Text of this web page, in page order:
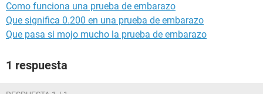
Como funciona una prueba de embarazo
Que significa 0.200 en una prueba de embarazo
Que pasa si mojo mucho la prueba de embarazo
1 respuesta